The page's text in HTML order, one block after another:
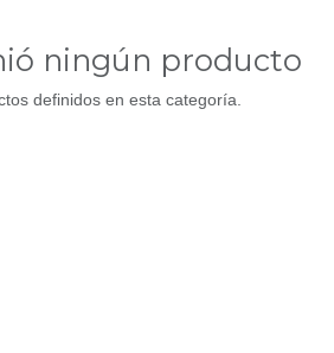
ningún producto
definidos en esta categoría.